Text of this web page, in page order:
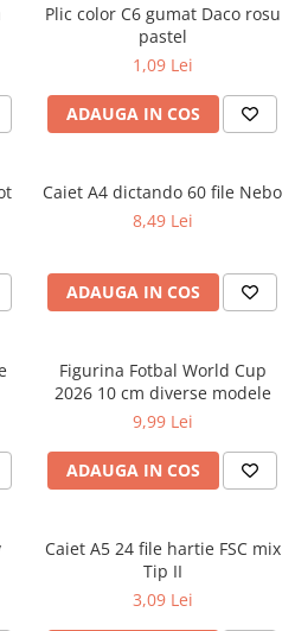
Plic color C6 gumat Daco rosu
pastel
1,09 Lei
ADAUGA IN COS
Caiet A4 dictando 60 file Nebo
8,49 Lei
ADAUGA IN COS
Figurina Fotbal World Cup
2026 10 cm diverse modele
9,99 Lei
ADAUGA IN COS
Caiet A5 24 file hartie FSC mix
Tip II
3,09 Lei